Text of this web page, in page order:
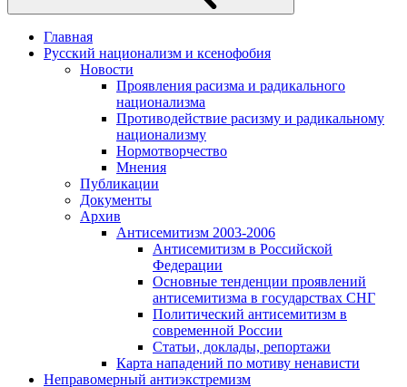
Главная
Русский национализм и ксенофобия
Новости
Проявления расизма и радикального
национализма
Противодействие расизму и радикальному
национализму
Нормотворчество
Мнения
Публикации
Документы
Архив
Антисемитизм 2003-2006
Антисемитизм в Российской
Федерации
Основные тенденции проявлений
антисемитизма в государствах СНГ
Политический антисемитизм в
современной России
Статьи, доклады, репортажи
Карта нападений по мотиву ненависти
Неправомерный антиэкстремизм